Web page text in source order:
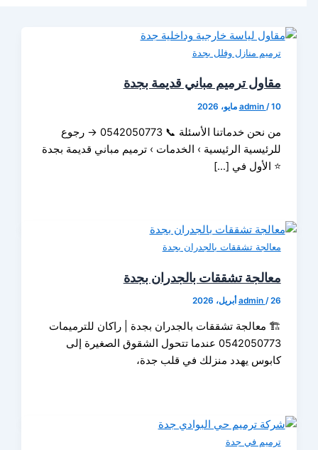
منازل وفلل بجدة
ترميم مباني قديمة بجدة
من نحن خدماتنا الأسئلة 📞 0542050773 → رجوع
الرئيسية › الخدمات › ترميم مباني قديمة بجدة
في […]
تشققات بالجدران بجدة
تشققات بالجدران بجدة
تشققات بالجدران بجدة | راكان للترميمات
0542050773 عندما تتحول الشقوق الصغيرة إلى
يهدد منزلك في قلب جدة،
في جدة